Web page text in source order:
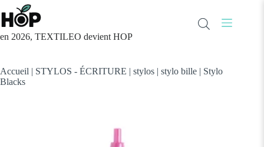
Passer
au
contenu
en 2026, TEXTILEO devient HOP
Accueil | STYLOS - ÉCRITURE | stylos | stylo bille | Stylo
Blacks